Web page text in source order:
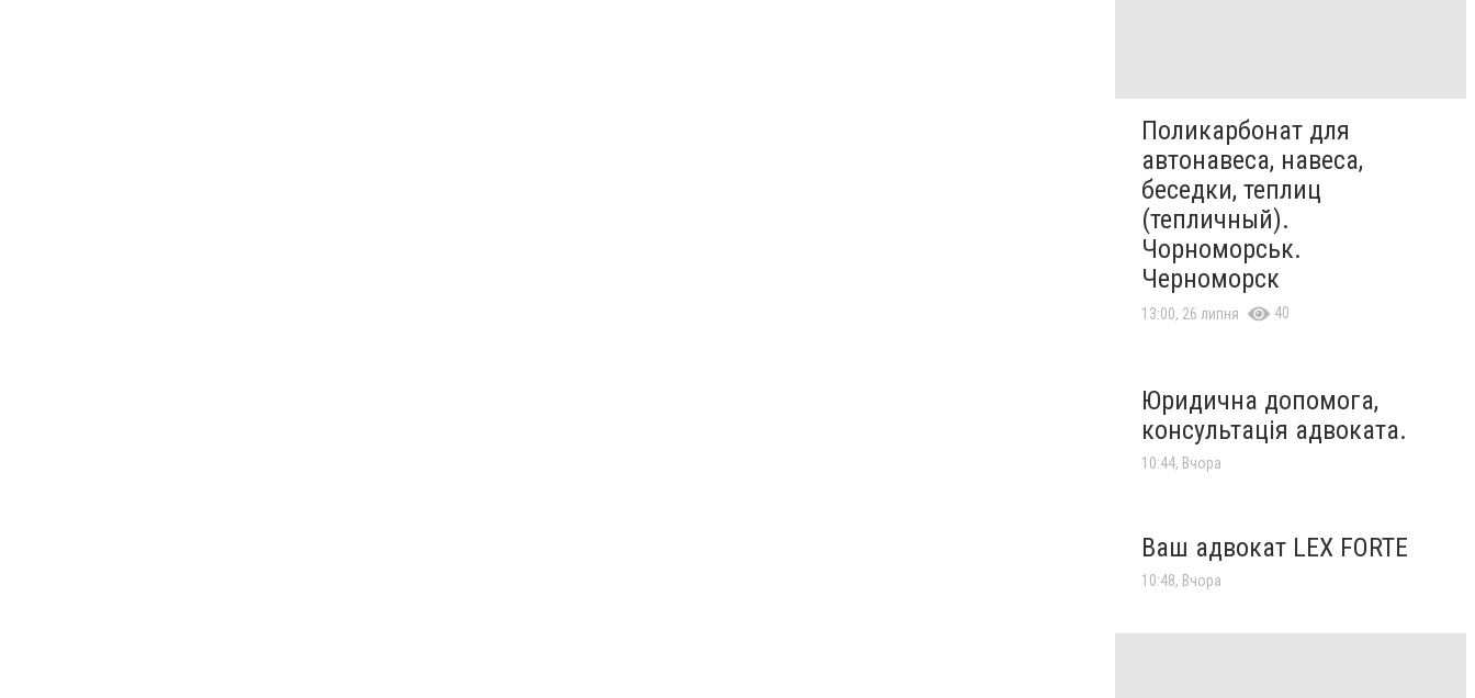
Поликарбонат для
автонавеса, навеса,
беседки, теплиц
(тепличный).
Чорноморськ.
Черноморск
13:00, 26 липня 40
Юридична допомога,
консультація адвоката.
10:44, Вчора
Ваш адвокат LEX FORTE
10:48, Вчора